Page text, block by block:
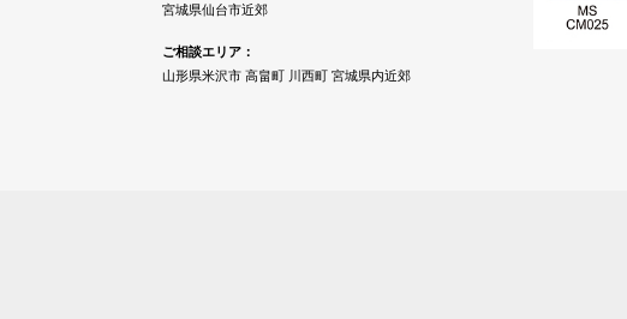
宮城県仙台市近郊
ご相談エリア：
山形県米沢市 高畠町 川西町 宮城県内近郊